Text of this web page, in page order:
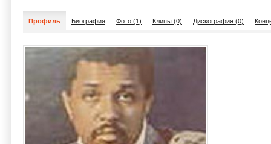
Профиль Биография Фото (1) Клипы (0) Дискография (0)